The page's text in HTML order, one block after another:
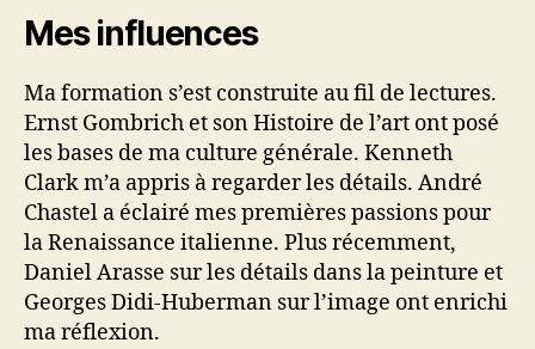
Mes influences
Ma formation s’est construite au fil de lectures.
Ernst Gombrich et son Histoire de l’art ont posé
les bases de ma culture générale. Kenneth
Clark m’a appris à regarder les détails. André
Chastel a éclairé mes premières passions pour
la Renaissance italienne. Plus récemment,
Daniel Arasse sur les détails dans la peinture et
Georges Didi-Huberman sur l’image ont enrichi
ma réflexion.